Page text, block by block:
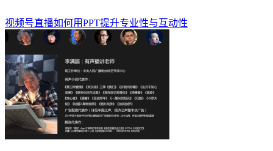
视频号直播如何用PPT提升专业性与互动性